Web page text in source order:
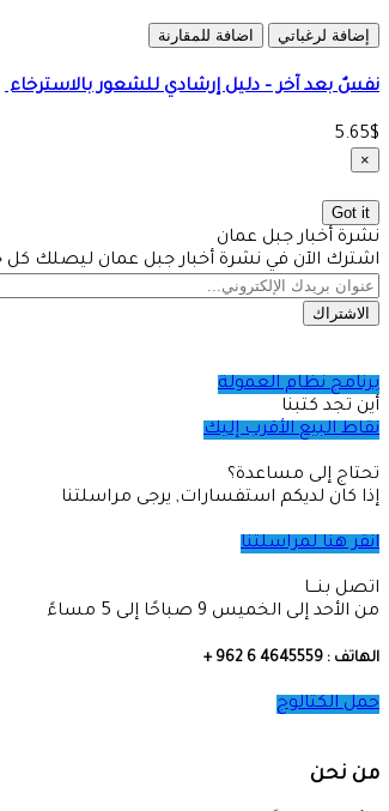
إضافة لرغباتي اضافة للمقارنة
نفسٌ بعد آخر – دليل إرشادي للشعور بالاسترخاء ‏
5.65$
×
Got it
نشرة أخبار جبل عمان
اشترك الآن في نشرة أخبار جبل عمان ليصلك كل
الاشتراك
برنامج نظام العمولة
أين تجد كتبنا
نقاط البيع الأقرب إليك
تحتاج إلى مساعدة؟
إذا كان لديكم استفسارات, يرجى مراسلتنا
انقر هنا لمراسلتنا
اتصل بنـــا
من الأحد إلى الخميس 9 صباحًا إلى 5 مساءً
الهاتف : 4645559 6 962 +
حمل الكتالوج
من نحن